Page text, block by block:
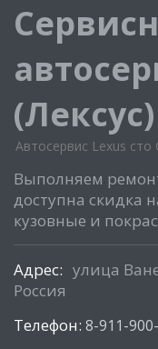
(Лексус)
Автосервис Lexus сто
Выполняем
доступна скидка
кузовные и
Адрес: улица
Россия
Телефон: 8-911-